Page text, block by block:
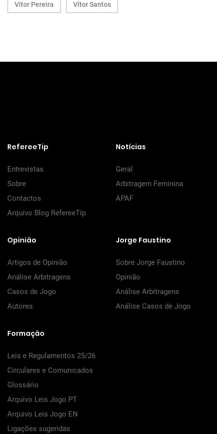
Vítor Pereira Vítor Santos
RefereeTip
Entrevistas
Sobre
Contactos
Arquivo Blog RefereeTip
Notícias
Geral
Arbitragem Feminina
APAF
Opinião
Artigos de Opinião
Análise Arbitragens
Casos de Jogo
Autores
Jorge Faustino
Sobre Jorge Faustino
Opinião
Análise Arbitragens
Análise Casos de Jogo
Formação
Leis e Regulamentos 25/26
Circulares e Comunicados
Glossário
Arquivo Leis Jogo PT
Arquivo Leis Jogo EN
Ligações sugeridas